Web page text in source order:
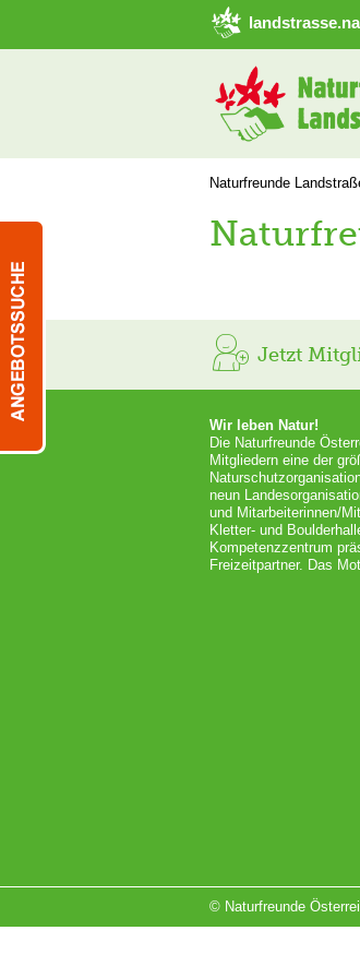
➜ Hauptregion der Seite anspringen
Naturfreunde
Jetzt
Wir leben Natur!
Die Naturfreunde
Mitgliedern eine der
neun
und Mitarbeiterinnen/
Kletter- und
Kompetenzzentrum
Freizeitpartner. Das
© Naturfreunde